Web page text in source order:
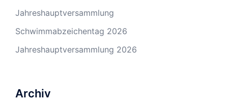
Jahreshauptversammlung
Schwimmabzeichentag 2026
Jahreshauptversammlung 2026
Archiv